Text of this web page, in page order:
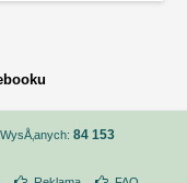
WysÅ‚anych: 84 153